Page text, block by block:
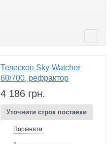
Телескоп Sky-Watcher
60/700, рефрактор
4 186 грн.
Уточнити строк поставки
Порівняти